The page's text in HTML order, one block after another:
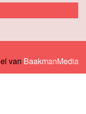
van BaakmanMedia